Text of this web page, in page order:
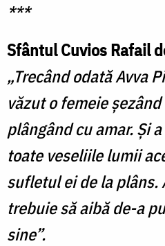
***
Sfântul Cuvios Rafail
„Trecând odată Avva
văzut o femeie
plângând cu amar. Şi
toate veseliile lumii
sufletul ei de la plâns.
trebuie să aibă de-a
sine”.